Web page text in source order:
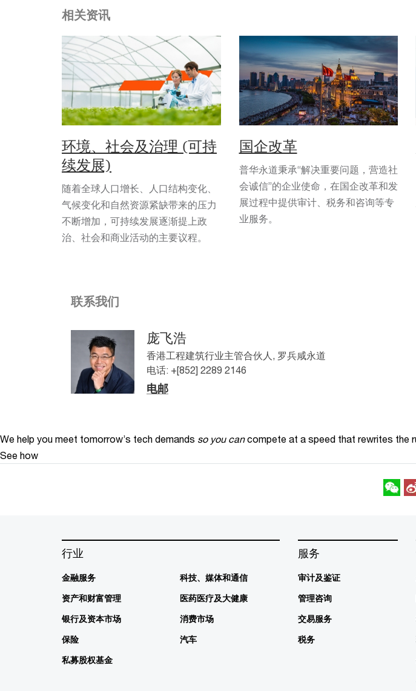
相关资讯
环境、社会及治理 (可持
续发展)
随着全球人口增长、人口结构变化、
气候变化和自然资源紧缺带来的压力
不断增加，可持续发展逐渐提上政
治、社会和商业活动的主要议程。
国企改革
普华永道秉承“解决重要问题，营造社
会诚信”的企业使命，在国企改革和发
展过程中提供审计、税务和咨询等专
业服务。
联系我们
庞飞浩
香港工程建筑行业主管合伙人, 罗兵咸永道
电话: +[852] 2289 2146
电邮
We help you meet tomorrow’s tech demands so you can compete at a speed that rewrites the
See how
行业
金融服务
资产和财富管理
银行及资本市场
保险
私募股权基金
科技、媒体和通信
医药医疗及大健康
消费市场
汽车
服务
审计及鉴证
管理咨询
交易服务
税务